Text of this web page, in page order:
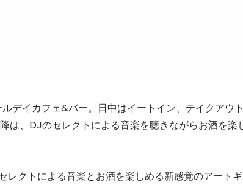
デイカフェ&バー。日中はイートイン、テイクアウ
は、DJのセレクトによる音楽を聴きながらお酒を楽
クトによる音楽とお酒を楽しめる新感覚のアートギ